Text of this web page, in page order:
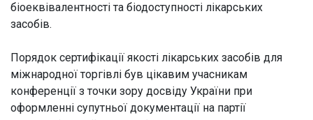
біоеквівалентності та біодоступності лікарських
засобів.
Порядок сертифікації якості лікарських засобів для
міжнародної торгівлі був цікавим учасникам
конференції з точки зору досвіду України при
оформленні супутньої документації на партії